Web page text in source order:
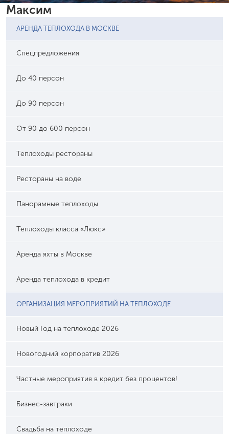
Максим
АРЕНДА ТЕПЛОХОДА В МОСКВЕ
Спецпредложения
До 40 персон
До 90 персон
От 90 до 600 персон
Теплоходы рестораны
Рестораны на воде
Панорамные теплоходы
Теплоходы класса «Люкс»
Аренда яхты в Москве
Аренда теплохода в кредит
ОРГАНИЗАЦИЯ МЕРОПРИЯТИЙ НА ТЕПЛОХОДЕ
Новый Год на теплоходе 2026
Новогодний корпоратив 2026
Частные мероприятия в кредит без процентов!
Бизнес-завтраки
Свадьба на теплоходе